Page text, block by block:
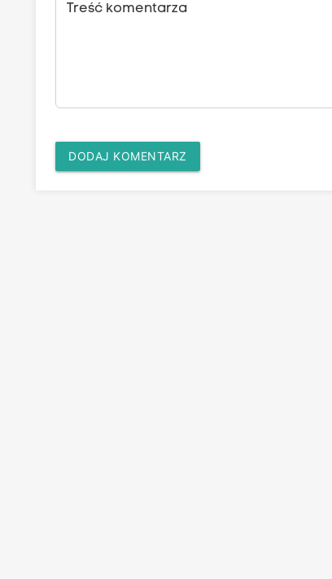
Treść komentarza
DODAJ KOMENTARZ